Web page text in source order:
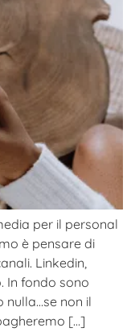
per il personal
è pensare di
Linkedin,
In fondo sono
nulla…se non il
[…]